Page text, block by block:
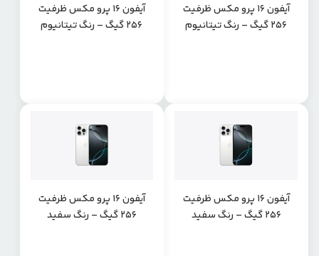
آیفون 16 پرو مکس ظرفیت
256 گیگ – رنگ تیتانیوم
آیفون 16 پرو مکس ظرفیت
256 گیگ – رنگ تیتانیوم
آیفون 16 پرو مکس ظرفیت
256 گیگ – رنگ سفید
آیفون 16 پرو مکس ظرفیت
256 گیگ – رنگ سفید